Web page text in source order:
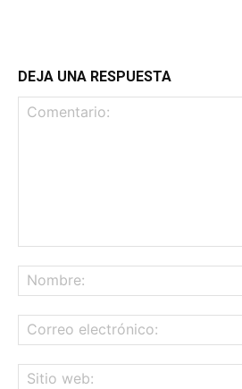
DEJA UNA RESPUESTA